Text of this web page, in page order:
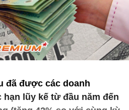
đã được các doanh
lũy kế từ đầu năm đến